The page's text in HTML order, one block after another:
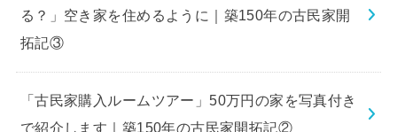
る？」空き家を住めるように｜築150年の古民家開
拓記③
「古民家購入ルームツアー」50万円の家を写真付き
で紹介します｜築150年の古民家開拓記②